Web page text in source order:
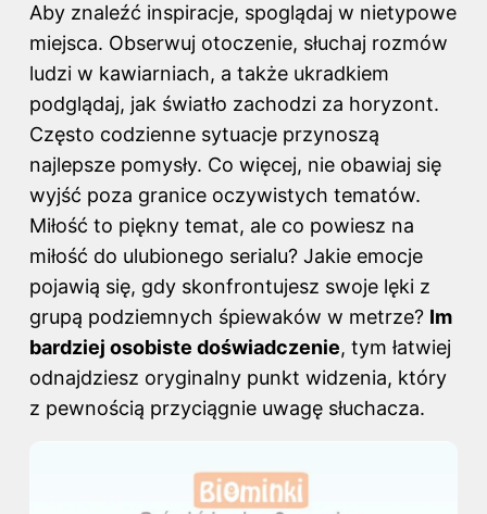
Aby znaleźć inspiracje, spoglądaj w nietypowe
miejsca. Obserwuj otoczenie, słuchaj rozmów
ludzi w kawiarniach, a także ukradkiem
podglądaj, jak światło zachodzi za horyzont.
Często codzienne sytuacje przynoszą
najlepsze pomysły. Co więcej, nie obawiaj się
wyjść poza granice oczywistych tematów.
Miłość to piękny temat, ale co powiesz na
miłość do ulubionego serialu? Jakie emocje
pojawią się, gdy skonfrontujesz swoje lęki z
grupą podziemnych śpiewaków w metrze? Im
bardziej osobiste doświadczenie, tym łatwiej
odnajdziesz oryginalny punkt widzenia, który
z pewnością przyciągnie uwagę słuchacza.